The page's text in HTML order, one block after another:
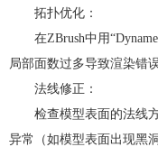
拓扑优化：
在ZBrush中用
局部面数过多导致渲染错误
法线修正：
检查模型表面的法线方
异常（如模型表面出现黑洞